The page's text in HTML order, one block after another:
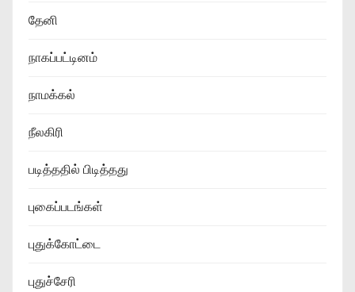
தேனி
நாகப்பட்டினம்
நாமக்கல்
நீலகிரி
படித்ததில் பிடித்தது
புகைப்படங்கள்
புதுக்கோட்டை
புதுச்சேரி